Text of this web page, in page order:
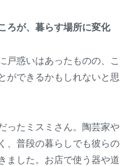
ろが、暮らす場所に変化
戸惑いはあったものの、こ
ができるかもしれないと思
ったミスミさん。陶芸家や
、普段の暮らしでも彼らの
ました。お店で使う器や道